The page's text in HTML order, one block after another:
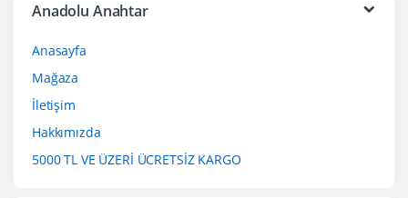
Anadolu Anahtar
Anasayfa
Mağaza
İletişim
Hakkımızda
5000 TL VE ÜZERİ ÜCRETSİZ KARGO